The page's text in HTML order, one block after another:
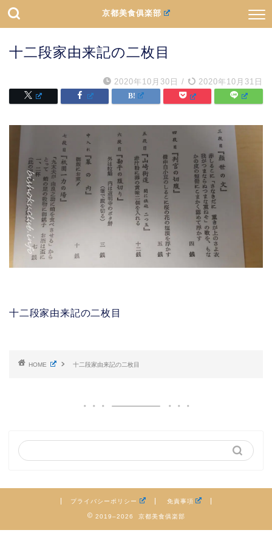
京都美食俱楽部
十二段家由来記の二枚目
2020年10月30日 / 2020年10月31日
十二段家由来記の二枚目
HOME 十二段家由来記の二枚目
プライバシーポリシー 免責事項
2019–2026 京都美食俱楽部